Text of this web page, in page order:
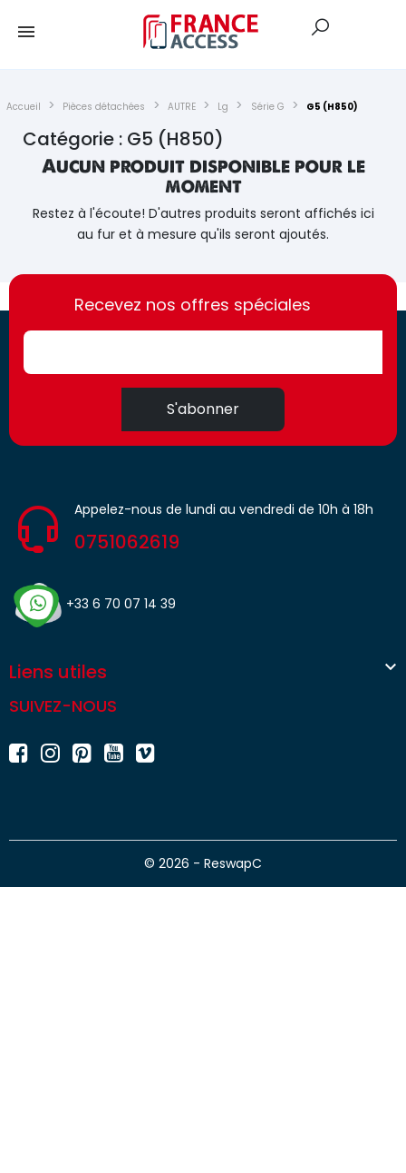
Accueil Pièces détachées AUTRE Lg Série G G5 (H850)
Catégorie : G5 (H850)
Aucun produit disponible pour le
moment
Restez à l'écoute! D'autres produits seront affichés ici
au fur et à mesure qu'ils seront ajoutés.
https://france-
access.fr
https://france-
access.fr
Recevez nos offres spéciales
S'abonner
Appelez-nous de lundi au vendredi de 10h à 18h
0751062619
+33 6 70 07 14 39
Liens utiles 
SUIVEZ-NOUS
© 2026 - ReswapC